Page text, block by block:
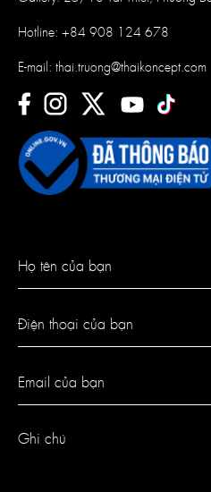
Hotline: +84 908 124 678
E-mail: thai.truong@thaikoncept.com